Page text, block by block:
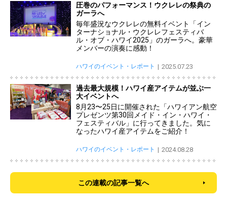
圧巻のパフォーマンス！ウクレレの祭典の
ガーラへ
毎年盛況なウクレレの無料イベント「イン
ターナショナル・ウクレレフェスティバ
ル・オブ・ハワイ2025」のガーラへ。豪華
メンバーの演奏に感動！
ハワイのイベント・レポート 2025.07.23
過去最大規模！ハワイ産アイテムが並ぶ一
大イベントへ
8月23〜25日に開催された「ハワイアン航空
プレゼンツ第30回メイド・イン・ハワイ・
フェスティバル」に行ってきました。気に
なったハワイ産アイテムをご紹介！
ハワイのイベント・レポート 2024.08.28
この連載の記事一覧へ